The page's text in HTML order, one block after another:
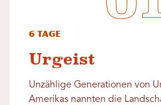
6 Tage
Urgeist
Unzählige Generationen von
Amerikas nannten die